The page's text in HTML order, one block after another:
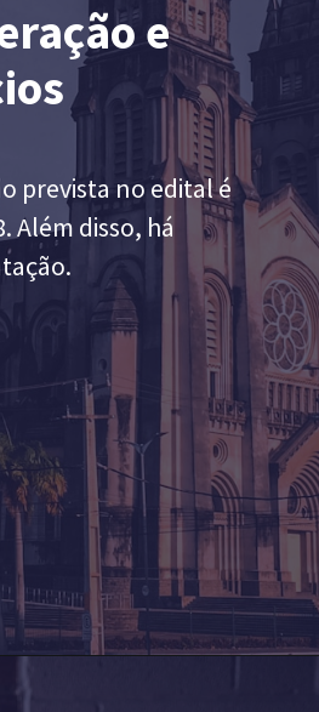
e
prevista no edital é
Além disso, há